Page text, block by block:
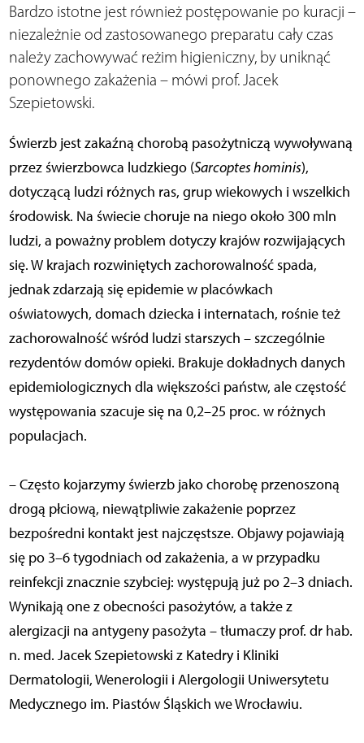
Bardzo istotne jest również postępowanie po kuracji –
niezależnie od zastosowanego preparatu cały czas
należy zachowywać reżim higieniczny, by uniknąć
ponownego zakażenia – mówi prof. Jacek
Szepietowski.
Świerzb jest zakaźną chorobą pasożytniczą wywoływaną
przez świerzbowca ludzkiego (Sarcoptes hominis),
dotyczącą ludzi różnych ras, grup wiekowych i wszelkich
środowisk. Na świecie choruje na niego około 300 mln
ludzi, a poważny problem dotyczy krajów rozwijających
się. W krajach rozwiniętych zachorowalność spada,
jednak zdarzają się epidemie w placówkach
oświatowych, domach dziecka i internatach, rośnie też
zachorowalność wśród ludzi starszych – szczególnie
rezydentów domów opieki. Brakuje dokładnych danych
epidemiologicznych dla większości państw, ale częstość
występowania szacuje się na 0,2–25 proc. w różnych
populacjach.
– Często kojarzymy świerzb jako chorobę przenoszoną
drogą płciową, niewątpliwie zakażenie poprzez
bezpośredni kontakt jest najczęstsze. Objawy pojawiają
się po 3–6 tygodniach od zakażenia, a w przypadku
reinfekcji znacznie szybciej: występują już po 2–3 dniach.
Wynikają one z obecności pasożytów, a także z
alergizacji na antygeny pasożyta – tłumaczy prof. dr hab.
n. med. Jacek Szepietowski z Katedry i Kliniki
Dermatologii, Wenerologii i Alergologii Uniwersytetu
Medycznego im. Piastów Śląskich we Wrocławiu.